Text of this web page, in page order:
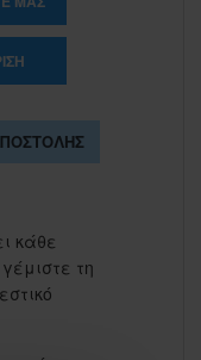
κάθε
τη
1-062883